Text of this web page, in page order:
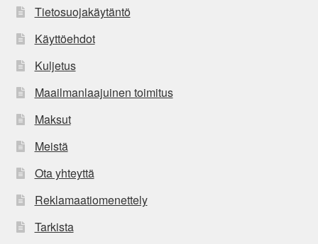
Tietosuojakäytäntö
Käyttöehdot
Kuljetus
Maailmanlaajuinen toimitus
Maksut
Meistä
Ota yhteyttä
Reklamaatiomenettely
Tarkista